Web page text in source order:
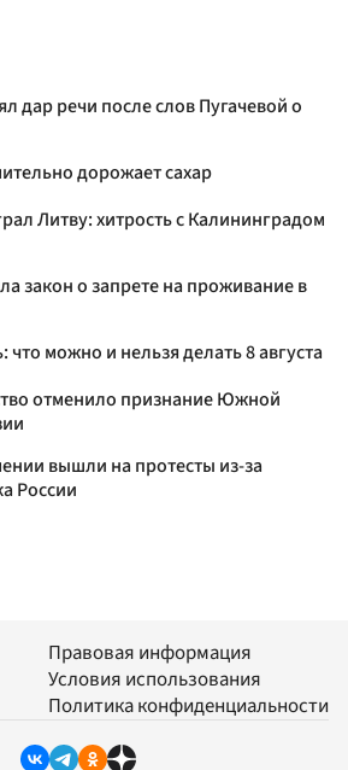
дар речи после слов Пугачевой о
дорожает сахар
Литву: хитрость с Калининградом
закон о запрете на проживание в
что можно и нельзя делать 8 августа
отменило признание Южной
вышли на протесты из-за
России
Правовая информация
Условия использования
Политика конфиденциальности